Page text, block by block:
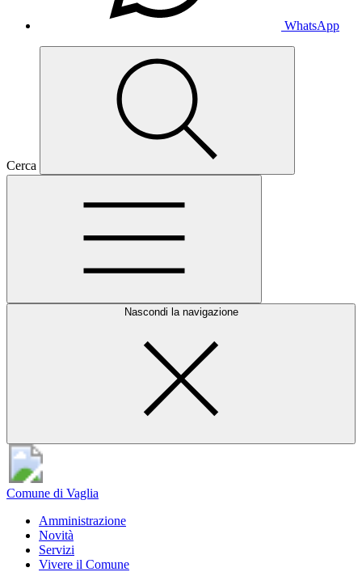
WhatsApp
Cerca
Nascondi la navigazione
Comune di Vaglia
Amministrazione
Novità
Servizi
Vivere il Comune